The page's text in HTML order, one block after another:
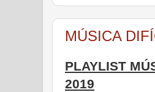
MÚSICA
PLAYLIST
2019